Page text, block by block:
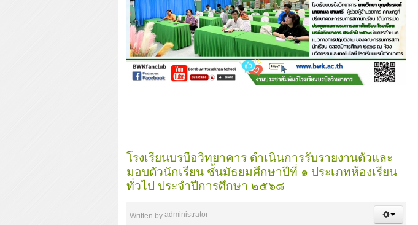
โรงเรียนบรบือวิทยาคาร ดำเนินการรับรายงานตัวและ
มอบตัวนักเรียน ชั้นมัธยมศึกษาปีที่ ๑ ประเภทห้องเรียน
ทั่วไป ประจำปีการศึกษา ๒๕๖๘
Written byadministrator